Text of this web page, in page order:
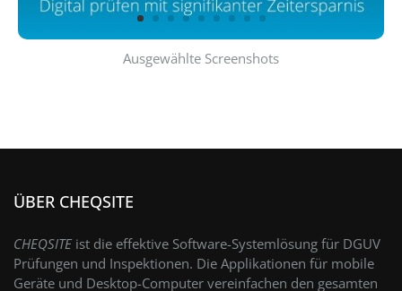
Ausgewählte Screenshots
ÜBER CHEQSITE
CHEQSITEist die effektive Software-Systemlösung für DGUV
Prüfungen und Inspektionen. Die Applikationen für mobile
Geräte und Desktop-Computer vereinfachen den gesamten